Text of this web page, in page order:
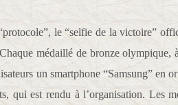
le “selfie de la victoire”
médaillé de bronze
un smartphone “Samsung” en
qui est rendu à l’organisation. Les